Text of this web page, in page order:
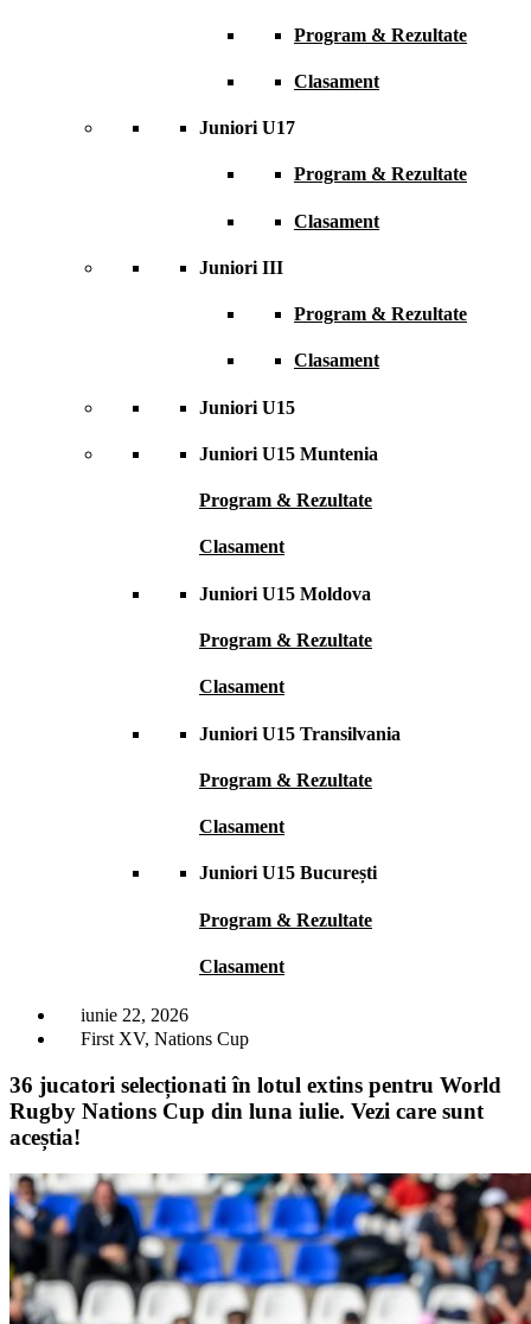
Program & Rezultate
Clasament
Juniori U17
Program & Rezultate
Clasament
Juniori III
Program & Rezultate
Clasament
Juniori U15
Juniori U15 Muntenia
Program & Rezultate
Clasament
Juniori U15 Moldova
Program & Rezultate
Clasament
Juniori U15 Transilvania
Program & Rezultate
Clasament
Juniori U15 București
Program & Rezultate
Clasament
iunie 22, 2026
First XV, Nations Cup
36 jucatori selecționati în lotul extins pentru World
Rugby Nations Cup din luna iulie. Vezi care sunt
aceștia!